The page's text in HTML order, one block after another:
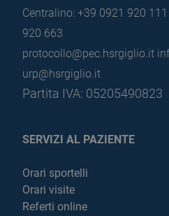
Centralino: +39 0921 920 111
920 663
protocollo@pec.hsrgiglio.it
urp@hsrgiglio.it
Partita IVA: 05205490823
SERVIZI AL PAZIENTE
Orari sportelli
Orari visite
Referti online